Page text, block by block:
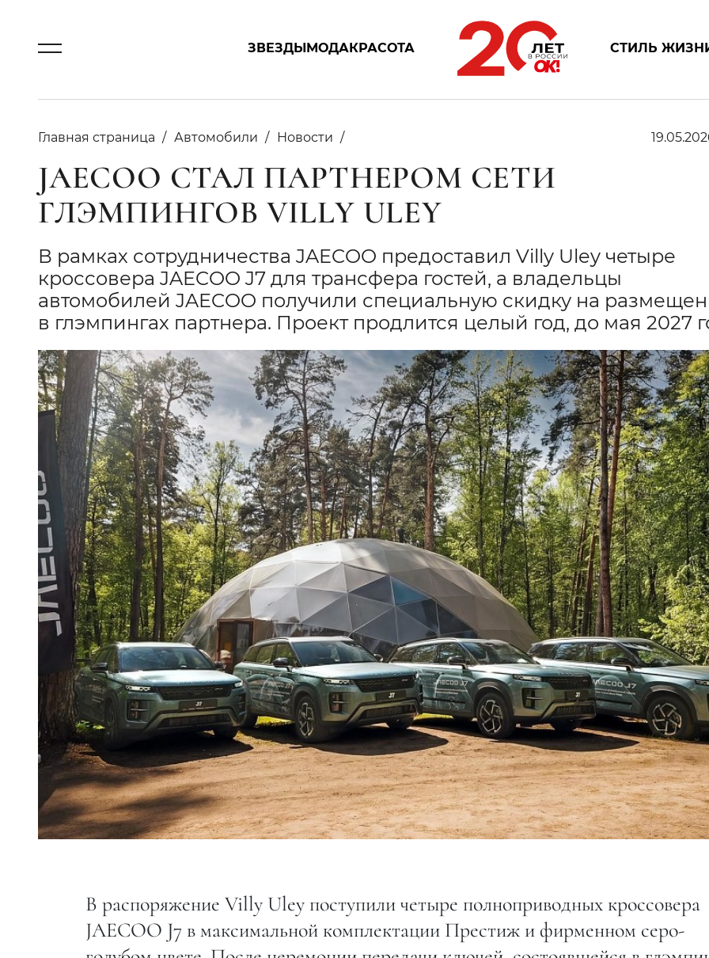
ЗВЕЗДЫМОДАКРАСОТА СТИЛЬ
Главная страница Автомобили Новости
JAECOO СТАЛ ПАРТНЕРОМ СЕТИ
ГЛЭМПИНГОВ VILLY ULEY
В рамках сотрудничества JAECOO предоставил Villy Uley четыре
кроссовера JAECOO J7 для трансфера гостей, а владельцы
автомобилей JAECOO получили специальную скидку на
в глэмпингах партнера. Проект продлится целый год, до мая 2027
В распоряжение Villy Uley поступили четыре полноприводных кроссовера
JAECOO J7 в максимальной комплектации Престиж и фирменном серо-